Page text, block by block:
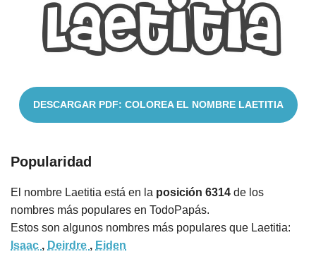
DESCARGAR PDF: COLOREA EL NOMBRE LAETITIA
Popularidad
El nombre Laetitia está en la posición 6314 de los
nombres más populares en TodoPapás.
Estos son algunos nombres más populares que Laetitia:
Isaac , Deirdre , Eiden